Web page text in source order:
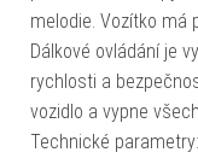
melodie. Vozítko má
Dálkové ovládání je
rychlosti a
vozidlo a vypne
Technické parametry: